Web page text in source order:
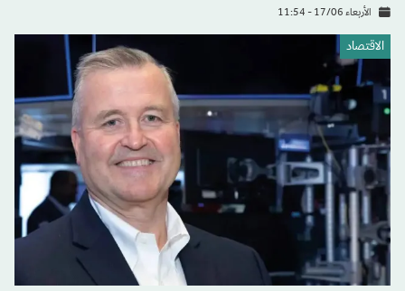
الأربعاء 17/06 - 11:54
الاقتصاد